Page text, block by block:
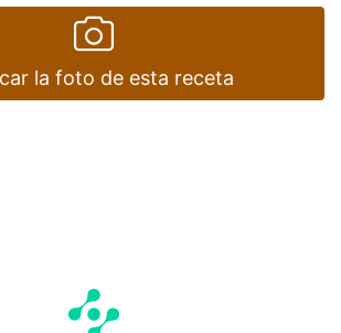
la foto de esta receta